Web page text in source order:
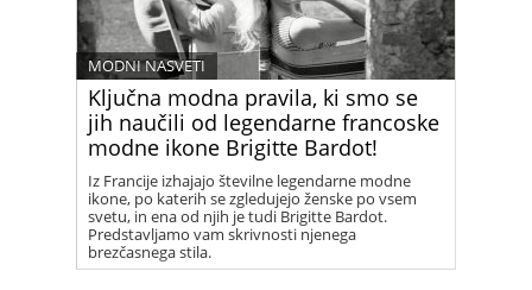
Ključna modna pravila, ki smo se
jih naučili od legendarne francoske
modne ikone Brigitte Bardot!
MODNI NASVETI
Iz Francije izhajajo številne legendarne modne
ikone, po katerih se zgledujejo ženske po vsem
svetu, in ena od njih je tudi Brigitte Bardot.
Predstavljamo vam skrivnosti njenega
brezčasnega stila.